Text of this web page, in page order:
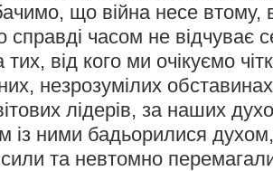
що війна несе
справді часом не відчуває
від кого ми очікуємо
незрозумілих
лідерів, за наших
із ними бадьорилися
та невтомно